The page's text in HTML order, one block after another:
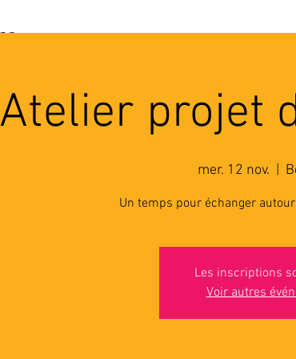
Atelier projet
mer. 12 nov.
Un temps pour échanger
Les inscriptions
Voir autres